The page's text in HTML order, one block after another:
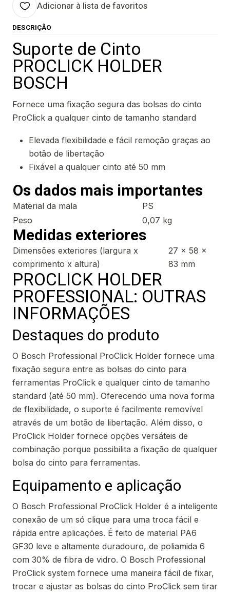
Adicionar à lista de favoritos
DESCRIÇÃO
Suporte de Cinto
PROCLICK HOLDER
BOSCH
Fornece uma fixação segura das bolsas do cinto
ProClick a qualquer cinto de tamanho standard
Elevada flexibilidade e fácil remoção graças ao
botão de libertação
Fixável a qualquer cinto até 50 mm
Os dados mais importantes
Material da mala
PS
Peso
0,07 kg
Medidas exteriores
Dimensões exteriores (largura x
comprimento x altura)
27 x 58 x
83 mm
PROCLICK HOLDER
PROFESSIONAL: OUTRAS
INFORMAÇÕES
Destaques do produto
O Bosch Professional ProClick Holder fornece uma
fixação segura entre as bolsas do cinto para
ferramentas ProClick e qualquer cinto de tamanho
standard (até 50 mm). Oferecendo uma nova forma
de flexibilidade, o suporte é facilmente removível
através de um botão de libertação. Além disso, o
ProClick Holder fornece opções versáteis de
combinação porque possibilita a fixação de qualquer
bolsa do cinto para ferramentas.
Equipamento e aplicação
O Bosch Professional ProClick Holder é a inteligente
conexão de um só clique para uma troca fácil e
rápida entre aplicações. É feito de material PA6
GF30 leve e altamente duradouro, de poliamida 6
com 30% de fibra de vidro. O Bosch Professional
ProClick system fornece uma maneira fácil de fixar,
trocar e ajustar as bolsas do cinto ProClick sem tirar